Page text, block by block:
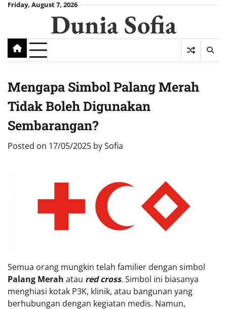
SkipFriday, August 7, 2026
Dunia Sofia
Mengapa Simbol Palang Merah
Tidak Boleh Digunakan
Sembarangan?
Posted on 17/05/2025 bySofia
Semua orang mungkin telah familier dengan simbol
Palang Merah atau red cross. Simbol ini biasanya
menghiasi kotak P3K, klinik, atau bangunan yang
berhubungan dengan kegiatan medis. Namun,